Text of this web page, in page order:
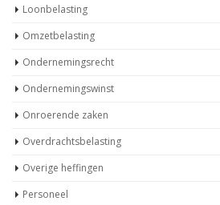
Loonbelasting
Omzetbelasting
Ondernemingsrecht
Ondernemingswinst
Onroerende zaken
Overdrachtsbelasting
Overige heffingen
Personeel